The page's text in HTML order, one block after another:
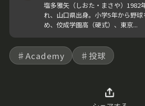
塩多雅矢（しおた・まさや）1982
れ、山口県出身。小学5年から野球
め、佼成学園高（硬式）、東京...
♯Academy ♯投球